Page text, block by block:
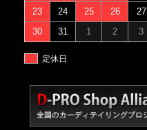
23
24 25 26 27
30
31 1 2 3
定休日